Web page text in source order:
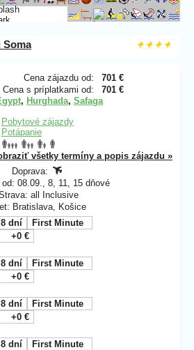
Soma
Cena zájazdu od:
701 €
Cena s príplatkami od:
701 €
, Hurghada, Safaga
Pobytové zájazdy
Potápanie
všetky termíny a popis zájazdu »
Doprava:
08.09., 8, 11, 15 dňové
all Inclusive
Bratislava, Košice
8 dní
First Minute
+0 €
8 dní
First Minute
+0 €
8 dní
First Minute
+0 €
8 dní
First Minute